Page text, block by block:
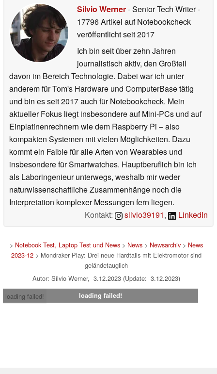
Silvio Werner- Senior Tech Writer-
17796 Artikel auf Notebookcheck
veröffentlichtseit 2017
Ich bin seit über zehn Jahren
journalistisch aktiv, den Großteil
davon im Bereich Technologie. Dabei war ich unter
anderem für Tom's Hardware und ComputerBase tätig
und bin es seit 2017 auch für Notebookcheck. Mein
aktueller Fokus liegt insbesondere auf Mini-PCs und auf
Einplatinenrechnern wie dem Raspberry Pi – also
kompakten Systemen mit vielen Möglichkeiten. Dazu
kommt ein Faible für alle Arten von Wearables und
insbesondere für Smartwatches. Hauptberuflich bin ich
als Laboringenieur unterwegs, weshalb mir weder
naturwissenschaftliche Zusammenhänge noch die
Interpretation komplexer Messungen fern liegen.
Kontakt:
silvio39191, LinkedIn
> Notebook Test, Laptop Test und News> News> Newsarchiv> News
2023-12> Mondraker Play: Drei neue Hardtails mit Elektromotor sind
geländetauglich
Autor: Silvio Werner, 3.12.2023 (Update: 3.12.2023)
loading failed!
loading failed!